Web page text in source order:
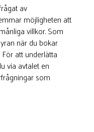
av
möjligheten att
villkor. Som
när du bokar
att underlätta
via avtalet en
som